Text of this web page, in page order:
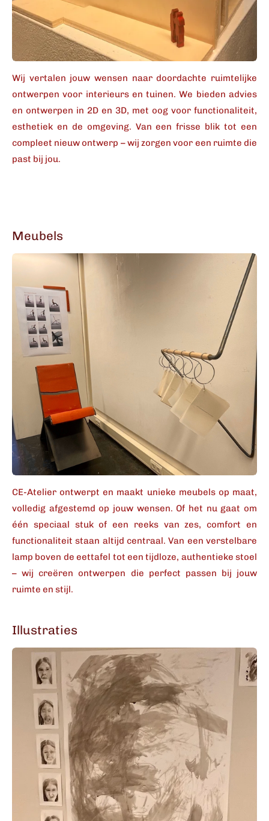
Wij vertalen jouw wensen naar doordachte ruimtelijke
ontwerpen voor interieurs en tuinen. We bieden advies
en ontwerpen in 2D en 3D, met oog voor functionaliteit,
esthetiek en de omgeving. Van een frisse blik tot een
compleet nieuw ontwerp – wij zorgen voor een ruimte die
past bij jou.
Meubels
CE-Atelier ontwerpt en maakt unieke meubels op maat,
volledig afgestemd op jouw wensen. Of het nu gaat om
één speciaal stuk of een reeks van zes, comfort en
functionaliteit staan altijd centraal. Van een verstelbare
lamp boven de eettafel tot een tijdloze, authentieke stoel
– wij creëren ontwerpen die perfect passen bij jouw
ruimte en stijl.
Illustraties